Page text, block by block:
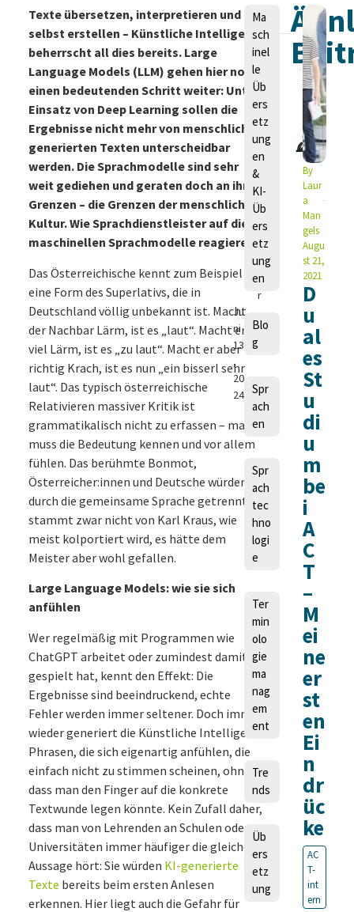
Texte übersetzen, interpretieren und
selbst erstellen – Künstliche Intelligenz
beherrscht all dies bereits. Large
Language Models (LLM) gehen hier noch
einen bedeutenden Schritt weiter: Unter
Einsatz von Deep Learning sollen die
Ergebnisse nicht mehr von menschlich
generierten Texten unterscheidbar
werden. Die Sprachmodelle sind sehr
weit gediehen und geraten doch an ihre
Grenzen – die Grenzen der menschlichen
Kultur. Wie Sprachdienstleister auf die
maschinellen Sprachmodelle reagieren.
Das Österreichische kennt zum Beispiel
eine Form des Superlativs, die in
Deutschland völlig unbekannt ist. Macht
der Nachbar Lärm, ist es „laut“. Macht er
viel Lärm, ist es „zu laut“. Macht er aber
richtig Krach, ist es nun „ein bisserl sehr
laut“. Das typisch österreichische
Relativieren massiver Kritik ist
grammatikalisch nicht zu erfassen – man
muss die Bedeutung kennen und vor allem
fühlen. Das berühmte Bonmot,
Österreicher:innen und Deutsche würden
durch die gemeinsame Sprache getrennt,
stammt zwar nicht von Karl Kraus, wie
meist kolportiert wird, es hätte dem
Meister aber wohl gefallen.
Large Language Models: wie sie sich
anfühlen
Wer regelmäßig mit Programmen wie
ChatGPT arbeitet oder zumindest damit
gespielt hat, kennt den Effekt: Die
Ergebnisse sind beeindruckend, echte
Fehler werden immer seltener. Doch immer
wieder generiert die Künstliche Intelligenz
Phrasen, die sich eigenartig anfühlen, die
einfach nicht zu stimmen scheinen, ohne
dass man den Finger auf die konkrete
Textwunde legen könnte. Kein Zufall daher,
dass man von Lehrenden an Schulen oder
Universitäten immer häufiger die gleiche
Aussage hört: Sie würden KI-generierte
Texte bereits beim ersten Anlesen
erkennen. Hier liegt auch die Gefahr für
V
o
L
e
a
V
a
l
d
e
r
Ju
ni
13
,
20
24
Ma
sch
inel
le
Üb
ers
etz
ung
en
&
KI-
Üb
ers
etz
ung
en
Blo
g
Spr
ach
en
Spr
ach
tec
hno
logi
e
Ter
min
olo
gie
ma
nag
em
ent
Tre
nds
Üb
ers
etz
ung
By
Laur
a
Man
gels
Augu
st 21,
2021
D
u
al
es
St
u
di
u
m
be
i
A
C
T
–
M
ei
ne
er
st
en
Ei
n
dr
üc
ke
AC
T-
int
ern